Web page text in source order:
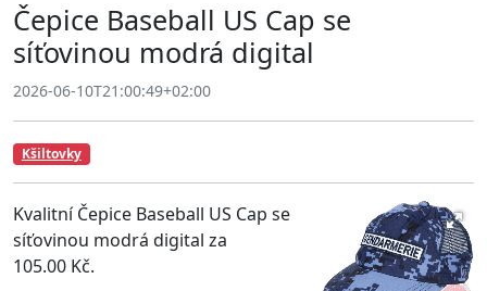
Čepice Baseball US Cap se
síťovinou modrá digital
2026-06-10T21:00:49+02:00
Kšiltovky
Kvalitní Čepice Baseball US Cap se
síťovinou modrá digital za
105.00 Kč.